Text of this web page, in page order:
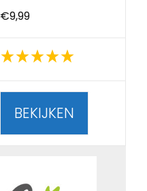
€9,99
BEKIJKEN